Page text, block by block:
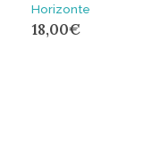
Horizonte
18,00€